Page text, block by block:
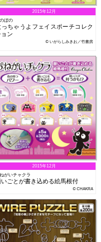
2015年12月
ぼの
っちゃうよフェイスポーチコレク
ョン
© いがらしみきお／竹書房
2015年12月
がいチャクラ
いごとが書き込める絵馬根付
© CHAKRA